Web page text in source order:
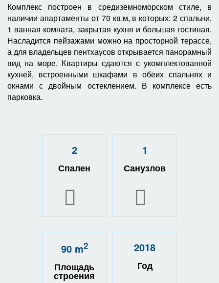
Комплекс построен в средиземноморском стиле, в
наличии апартаменты от 70 кв.м, в которых: 2 спальни,
1 ванная комната, закрытая кухня и большая гостиная.
Насладится пейзажами можно на просторной терассе,
а для владельцев пентхаусов открывается панорамный
вид на море. Квартиры сдаются с укомплектованной
кухней, встроенными шкафами в обеих спальнях и
окнами с двойным остеклением. В комплексе есть
парковка.
2
Спален
1
Санузлов
90 m2
Площадь
строения
2018
Год